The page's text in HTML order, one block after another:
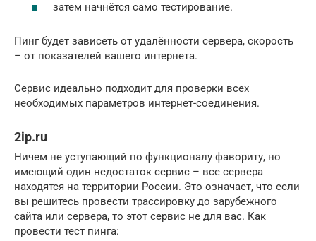
затем начнётся само тестирование.
Пинг будет зависеть от удалённости сервера, скорость
– от показателей вашего интернета.
Сервис идеально подходит для проверки всех
необходимых параметров интернет-соединения.
2ip.ru
Ничем не уступающий по функционалу фавориту, но
имеющий один недостаток сервис – все сервера
находятся на территории России. Это означает, что если
вы решитесь провести трассировку до зарубежного
сайта или сервера, то этот сервис не для вас. Как
провести тест пинга: